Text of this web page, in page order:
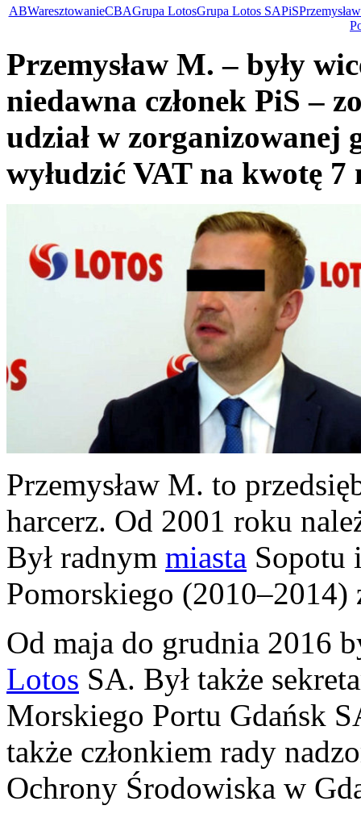
ABWaresztowanieCBAGrupa LotosGrupa Lotos SAPiS
Przemysław M. – były
niedawna członek PiS –
udział w zorganizowanej
wyłudzić VAT na kwotę 7
Przemysław M. to
harcerz. Od 2001 roku
Był radnym miasta Sopotu
Pomorskiego
Od maja do grudnia 2016
Lotos SA. Był także
Morskiego Portu Gdańsk
także członkiem rady
Ochrony Środowiska w